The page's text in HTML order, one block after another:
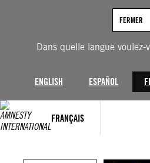
Dans quelle langue voulez-
ENGLISH ESPAÑOL
FERMER
FRANÇAIS